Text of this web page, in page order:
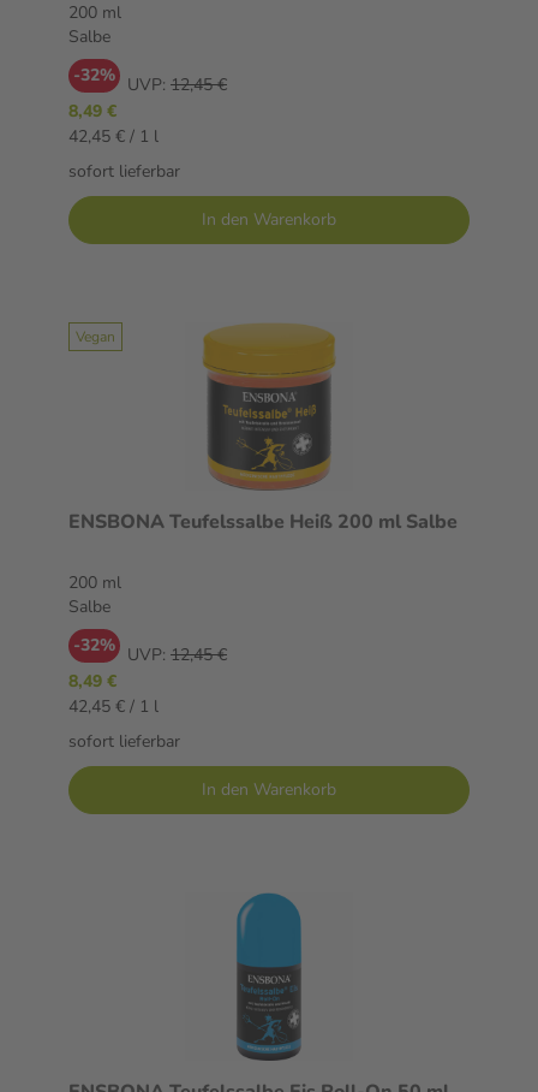
200 ml
Salbe
-32% UVP: 12,45 €
8,49 €
42,45 € / 1 l
sofort lieferbar
In den Warenkorb
Vegan
ENSBONA Teufelssalbe Heiß 200 ml Salbe
200 ml
Salbe
-32% UVP: 12,45 €
8,49 €
42,45 € / 1 l
sofort lieferbar
In den Warenkorb